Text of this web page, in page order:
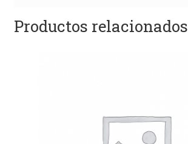
Productos relacionados